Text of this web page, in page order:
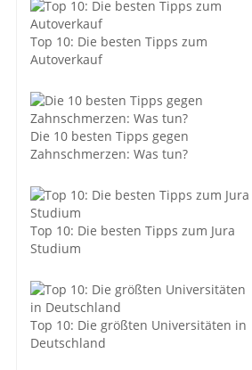
Top 10: Die besten Tipps zum
Autoverkauf
Die 10 besten Tipps gegen
Zahnschmerzen: Was tun?
Top 10: Die besten Tipps zum Jura
Studium
Top 10: Die größten Universitäten in
Deutschland